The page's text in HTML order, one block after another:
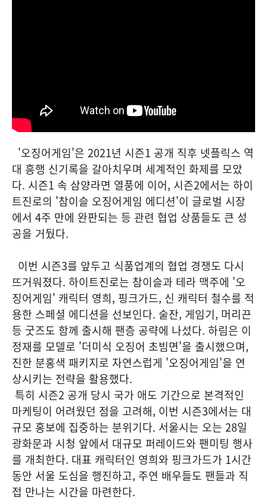
'오징어게임'은 2021년 시즌1 공개 직후 넷플릭스 역
대 흥행 신기록을 갈아치우며 세계적인 화제를 모았
다. 시즌1 속 삼양라면 열풍에 이어, 시즌2에서는 하이
트진로의 '참이슬 오징어게임 에디션'이 글로벌 시장
에서 4주 만에 완판되는 등 관련 협업 상품들도 큰 성
공을 거뒀다.
이번 시즌3를 앞두고 식품업계의 협업 경쟁도 다시
뜨거워졌다. 하이트진로는 참이슬과 테라 맥주에 '오
징어게임' 캐릭터 영희, 핑크가드, 신 캐릭터 철수를 적
용한 스페셜 에디션을 선보인다. 술잔, 게임기, 머리끈
등 굿즈도 함께 출시해 팬층 공략에 나섰다. 하림은 이
정재를 모델로 '더미식 오징어 초빔면'을 출시했으며,
진한 분홍색 패키지로 자연스럽게 '오징어게임'을 연
상시키는 전략을 활용했다.
특히 시즌2 공개 당시 국가 애도 기간으로 본격적인
마케팅이 어려웠던 점을 고려해, 이번 시즌3에서는 대
규모 홍보에 집중하는 분위기다. 서울시는 오는 28일
광화문과 시청 앞에서 대규모 퍼레이드와 팬미팅 행사
를 개최한다. 대표 캐릭터인 영희와 핑크가드가 1시간
동안 서울 도심을 행진하고, 주연 배우들도 팬들과 직
접 만나는 시간을 마련한다.